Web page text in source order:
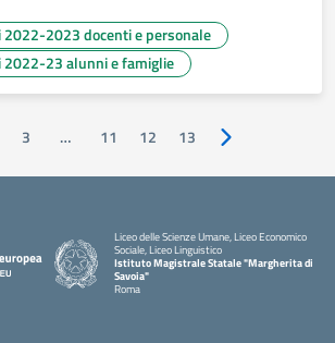
2022-2023 docenti e personale
2022-23 alunni e famiglie
3 … 11 12 13 Pagina
Liceo delle Scienze Umane, Liceo Economico
Sociale, Liceo Linguistico
Istituto Magistrale Statale "Margherita di
Savoia"
Roma